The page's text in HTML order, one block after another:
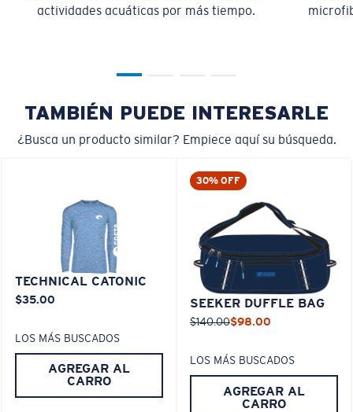
actividades acuáticas por más tiempo.
TAMBIÉN PUEDE INTERESARLE
¿Busca un producto similar? Empiece aquí su búsqueda.
TECHNICAL CATONIC
$35.00
LOS MÁS BUSCADOS
AGREGAR AL
CARRO
30% OFF
SEEKER DUFFLE BAG
$140.00$98.00
LOS MÁS BUSCADOS
AGREGAR AL
CARRO